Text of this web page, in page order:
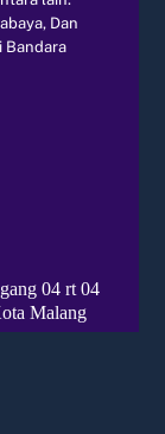
Dan
Bandara
04 rt 04
Malang